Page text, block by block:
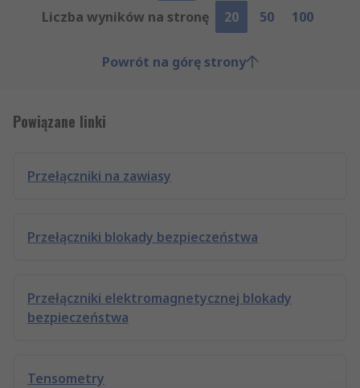
Liczba wyników na stronę
20 50 100
Powrót na górę strony
Powiązane linki
Przełączniki na zawiasy
Przełączniki blokady bezpieczeństwa
Przełączniki elektromagnetycznej blokady
bezpieczeństwa
Tensometry